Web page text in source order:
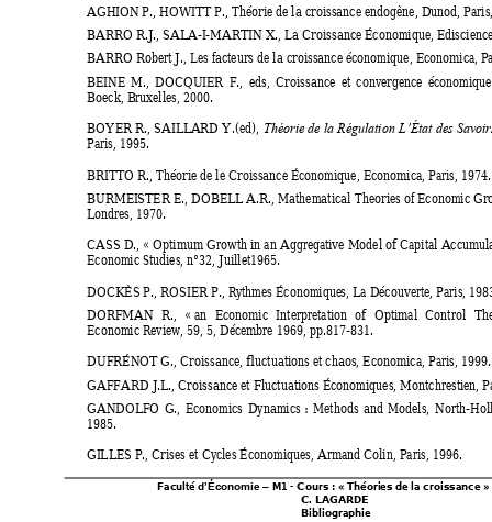
Faculté d’Économie – M1 - Cours : « Théories de la croissance »
C. LAGARDE
Bibliographie
AGHION P., HOWITT P., Théorie de la croissance endogène, Dunod,
BARRO R.J., SALA-I-MARTIN X., La Croissance Économique,
BARRO Robert J., Les facteurs de la croissance économique, Economica,
BEINE M., DOCQUIER F., eds, Croissance et convergence économique
Boeck, Bruxelles, 2000.
BOYER R., SAILLARD Y.(ed), Théorie de la Régulation L’État des
Paris, 1995.
BRITTO R., Théorie de le Croissance Économique, Economica, Paris,
BURMEISTER E., DOBELL A.R., Mathematical Theories of Economic
Londres, 1970.
CASS D., « Optimum Growth in an Aggregative Model of Capital
Economic Studies, n°32, Juillet1965.
DOCKÈS P., ROSIER P., Rythmes Économiques, La Découverte, Paris,
DORFMAN R., « an Economic Interpretation of Optimal Control
Economic Review, 59, 5, Décembre 1969, pp.817-831.
DUFRÉNOT G., Croissance, fluctuations et chaos, Economica, Paris,
GAFFARD J.L., Croissance et Fluctuations Économiques, Montchrestien,
GANDOLFO G., Economics Dynamics : Methods and Models, North-
1985.
GILLES P., Crises et Cycles Économiques, Armand Colin, Paris, 1996.